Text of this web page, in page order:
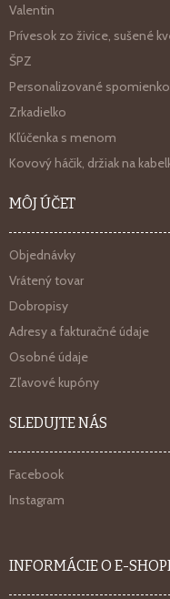
Valentin
Prívesok zo živice, sušené
ŠPZ
Personalizované
Zrkadielko
Kľúčenka s menom
Kovový háčik, držiak na
MÔJ ÚČET
Objednávky
Vrátený tovar
Dobropisy
Adresy a fakturačné údaje
Osobné údaje
Zľavové kupóny
SLEDUJTE NÁS
Facebook
Instagram
INFORMÁCIE O E-